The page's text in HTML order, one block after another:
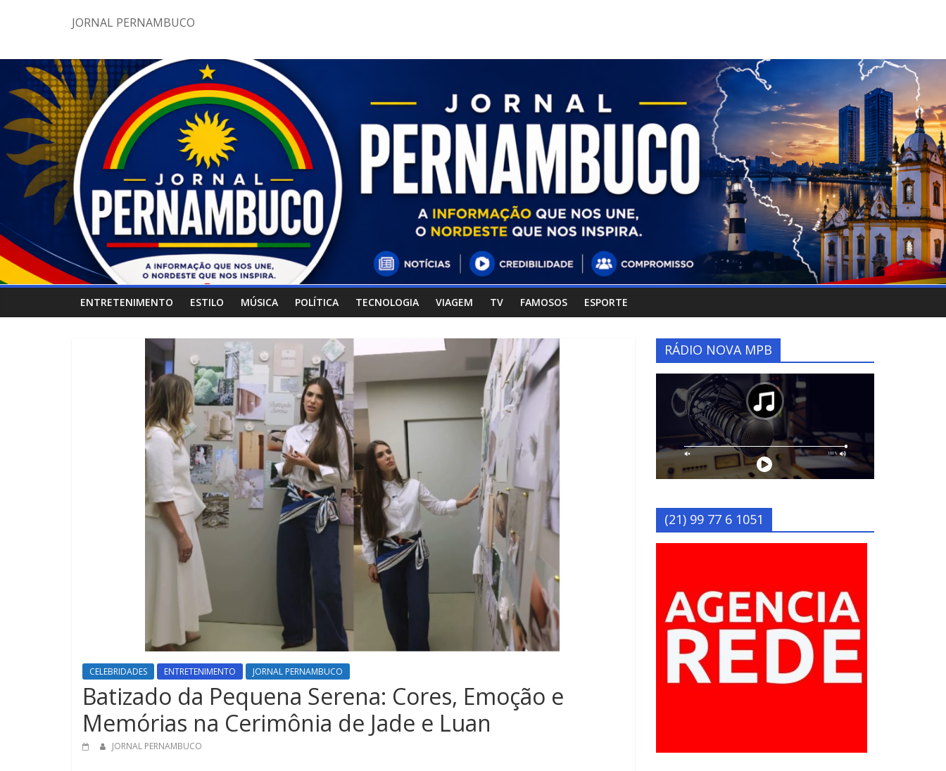
conteúdo
JORNAL PERNAMBUCO
ENTRETENIMENTO ESTILO MÚSICA POLÍTICA TECNOLOGIA VIAGEM TV FAMOSOS ESPORTE
CELEBRIDADES ENTRETENIMENTO JORNAL PERNAMBUCO
Batizado da Pequena Serena: Cores, Emoção e
Memórias na Cerimônia de Jade e Luan
JORNAL PERNAMBUCO
RÁDIO NOVA MPB
(21) 99 77 6 1051